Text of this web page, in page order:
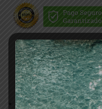
Descripción
Champu reparador